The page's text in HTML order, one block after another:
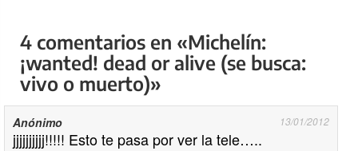
4 comentarios en «Michelín:
¡wanted! dead or alive (se busca:
vivo o muerto)»
Anónimo 13/01/2012
jjjjjjjjjj!!!!! Esto te pasa por ver la tele…..